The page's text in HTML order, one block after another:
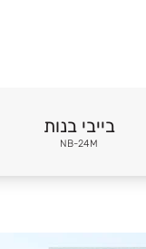
בייבי בנות
NB-24M